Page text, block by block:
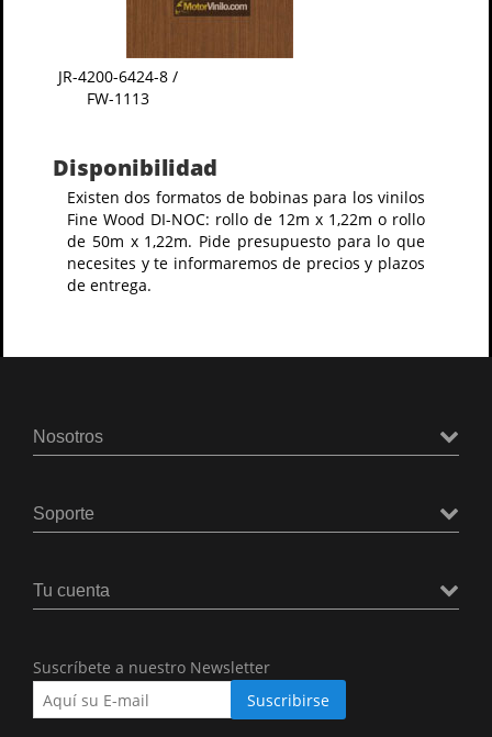
JR-4200-6424-8 /
FW-1113
Disponibilidad
Existen dos formatos de bobinas para los vinilos
Fine Wood DI-NOC: rollo de 12m x 1,22m o rollo
de 50m x 1,22m. Pide presupuesto para lo que
necesites y te informaremos de precios y plazos
de entrega.
Nosotros
Soporte
Tu cuenta
Suscríbete a nuestro Newsletter